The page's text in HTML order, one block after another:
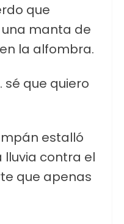
que
manta de
la alfombra.
sé que quiero
estalló
lluvia contra el
que apenas